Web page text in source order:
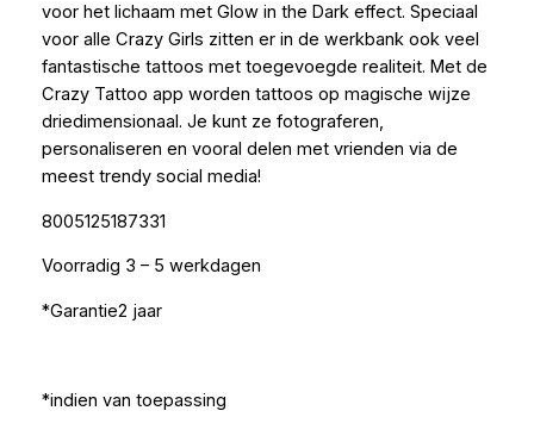
voor het lichaam met Glow in the Dark effect. Speciaal
voor alle Crazy Girls zitten er in de werkbank ook veel
fantastische tattoos met toegevoegde realiteit. Met de
Crazy Tattoo app worden tattoos op magische wijze
driedimensionaal. Je kunt ze fotograferen,
personaliseren en vooral delen met vrienden via de
meest trendy social media!
8005125187331
Voorradig 3 – 5 werkdagen
*Garantie2 jaar
*indien van toepassing